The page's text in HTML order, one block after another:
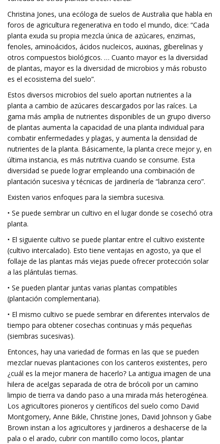
Christina Jones, una ecóloga de suelos de Australia que habla en
foros de agricultura regenerativa en todo el mundo, dice: “Cada
planta exuda su propia mezcla única de azúcares, enzimas,
fenoles, aminoácidos, ácidos nucleicos, auxinas, giberelinas y
otros compuestos biológicos. … Cuanto mayor es la diversidad
de plantas, mayor es la diversidad de microbios y más robusto
es el ecosistema del suelo”.
Estos diversos microbios del suelo aportan nutrientes a la
planta a cambio de azúcares descargados por las raíces. La
gama más amplia de nutrientes disponibles de un grupo diverso
de plantas aumenta la capacidad de una planta individual para
combatir enfermedades y plagas, y aumenta la densidad de
nutrientes de la planta. Básicamente, la planta crece mejor y, en
última instancia, es más nutritiva cuando se consume. Esta
diversidad se puede lograr empleando una combinación de
plantación sucesiva y técnicas de jardinería de “labranza cero”.
Existen varios enfoques para la siembra sucesiva.
• Se puede sembrar un cultivo en el lugar donde se cosechó otra
planta.
• El siguiente cultivo se puede plantar entre el cultivo existente
(cultivo intercalado). Esto tiene ventajas en agosto, ya que el
follaje de las plantas más viejas puede ofrecer protección solar
a las plántulas tiernas.
• Se pueden plantar juntas varias plantas compatibles
(plantación complementaria).
• El mismo cultivo se puede sembrar en diferentes intervalos de
tiempo para obtener cosechas continuas y más pequeñas
(siembras sucesivas).
Entonces, hay una variedad de formas en las que se pueden
mezclar nuevas plantaciones con los canteros existentes, pero
¿cuál es la mejor manera de hacerlo? La antigua imagen de una
hilera de acelgas separada de otra de brócoli por un camino
limpio de tierra va dando paso a una mirada más heterogénea.
Los agricultores pioneros y científicos del suelo como David
Montgomery, Anne Bikle, Christine Jones, David Johnson y Gabe
Brown instan a los agricultores y jardineros a deshacerse de la
pala o el arado, cubrir con mantillo como locos, plantar